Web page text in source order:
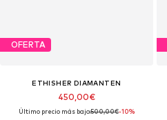
OFERTA
ETHISHER DIAMANTEN
450,00€
Último precio más bajo:500,00€-10%